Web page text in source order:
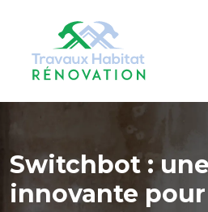
Switchbot :
innovante pour